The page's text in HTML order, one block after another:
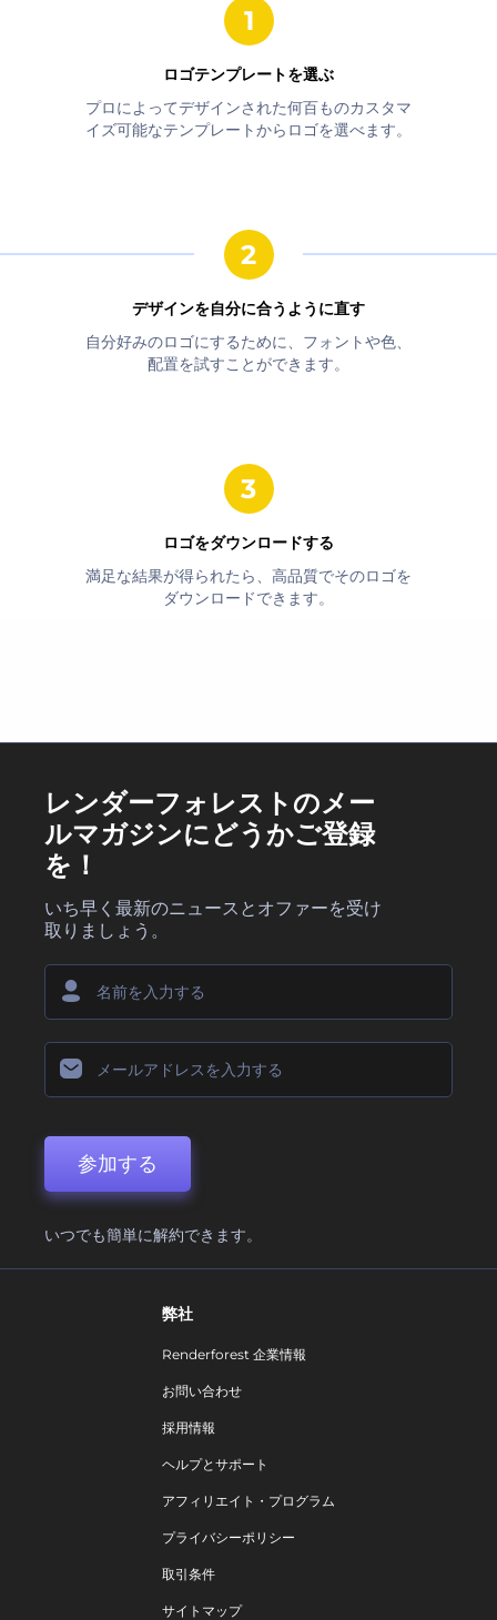
ロゴテンプレートを選ぶ
プロによってデザインされた何百ものカスタマ
イズ可能なテンプレートからロゴを選べます。
デザインを自分に合うように直す
自分好みのロゴにするために、フォントや色、
配置を試すことができます。
ロゴをダウンロードする
満足な結果が得られたら、高品質でそのロゴを
ダウンロードできます。
レンダーフォレストのメー
ルマガジンにどうかご登録
を！
いち早く最新のニュースとオファーを受け
取りましょう。
参加する
いつでも簡単に解約できます。
弊社
Renderforest 企業情報
お問い合わせ
採用情報
ヘルプとサポート
アフィリエイト・プログラム
プライバシーポリシー
取引条件
サイトマップ